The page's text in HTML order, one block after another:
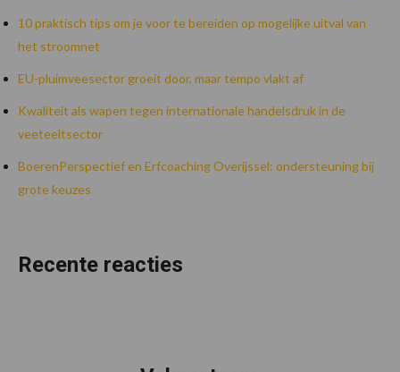
10 praktisch tips om je voor te bereiden op mogelijke uitval van
het stroomnet
EU-pluimveesector groeit door, maar tempo vlakt af
Kwaliteit als wapen tegen internationale handelsdruk in de
veeteeltsector
BoerenPerspectief en Erfcoaching Overijssel: ondersteuning bij
grote keuzes
Recente reacties